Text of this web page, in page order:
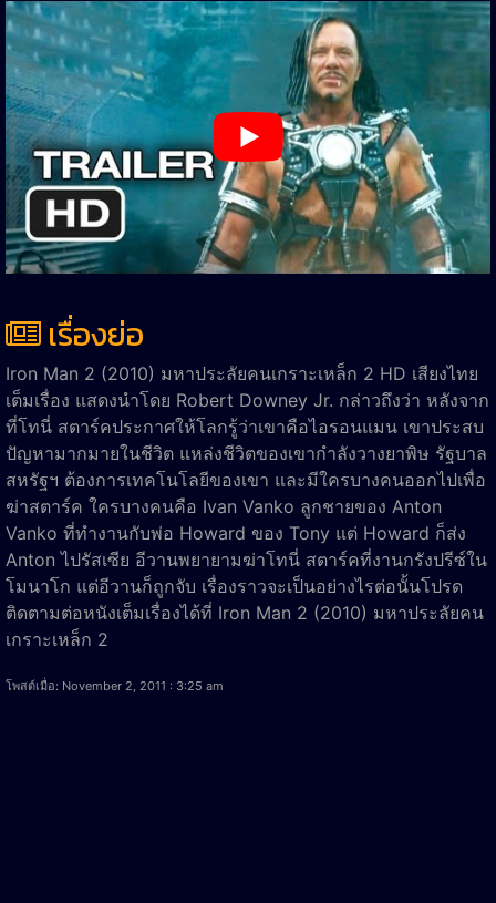
เรื่องย่อ
Iron Man 2 (2010) มหาประลัยคนเกราะเหล็ก 2 HD เสียงไทย
เต็มเรื่อง แสดงนำโดย Robert Downey Jr. กล่าวถึงว่า หลังจาก
ที่โทนี่ สตาร์คประกาศให้โลกรู้ว่าเขาคือไอรอนแมน เขาประสบ
ปัญหามากมายในชีวิต แหล่งชีวิตของเขากำลังวางยาพิษ รัฐบาล
สหรัฐฯ ต้องการเทคโนโลยีของเขา และมีใครบางคนออกไปเพื่อ
ฆ่าสตาร์ค ใครบางคนคือ Ivan Vanko ลูกชายของ Anton
Vanko ที่ทำงานกับพ่อ Howard ของ Tony แต่ Howard ก็ส่ง
Anton ไปรัสเซีย อีวานพยายามฆ่าโทนี่ สตาร์คที่งานกรังปรีซ์ใน
โมนาโก แต่อีวานก็ถูกจับ เรื่องราวจะเป็นอย่างไรต่อนั้นโปรด
ติดตามต่อหนังเต็มเรื่องได้ที่ Iron Man 2 (2010) มหาประลัยคน
เกราะเหล็ก 2
โพสต์เมื่อ: November 2, 2011 : 3:25 am